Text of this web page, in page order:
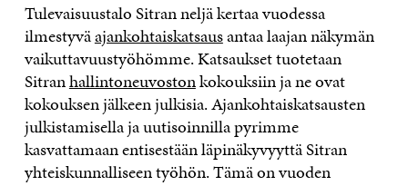
Tulevaisuustalo Sitran neljä kertaa vuodessa
ilmestyväajankohtaiskatsausantaa laajan näkymän
vaikuttavuustyöhömme. Katsaukset tuotetaan
Sitranhallintoneuvostonkokouksiin ja ne ovat
kokouksen jälkeen julkisia. Ajankohtaiskatsausten
julkistamisella ja uutisoinnilla pyrimme
kasvattamaan entisestään läpinäkyvyyttä Sitran
yhteiskunnalliseen työhön. Tämä on vuoden